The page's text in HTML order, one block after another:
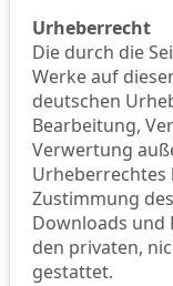
Urheberrecht
Die durch die
Werke auf
deutschen
Bearbeitung,
Verwertung
Zustimmung
Downloads und
den privaten,
gestattet.